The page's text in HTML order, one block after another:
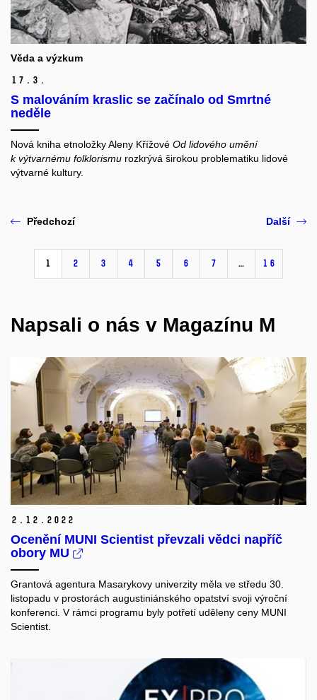
Věda a výzkum
17. 3.
S malováním kraslic se začínalo od Smrtné
neděle
Nová kniha etnoložky Aleny Křížové Od lidového umění
k výtvarnému folklorismu rozkrývá širokou problematiku lidové
výtvarné kultury.
Předchozí
1 2 3 4 5 6 7 … 16
Další
Napsali o nás v Magazínu M
2. 12. 2022
Ocenění MUNI Scientist převzali vědci napříč
obory MU
Grantová agentura Masarykovy univerzity měla ve středu 30.
listopadu v prostorách augustiniánského opatství svoji výroční
konferenci. V rámci programu byly potřetí uděleny ceny MUNI
Scientist.